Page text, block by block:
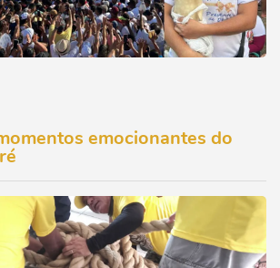
emocionantes do